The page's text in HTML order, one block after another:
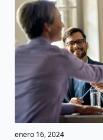
enero 16, 2024